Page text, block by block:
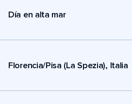
Día en alta mar
Florencia/Pisa (La Spezia), Italia